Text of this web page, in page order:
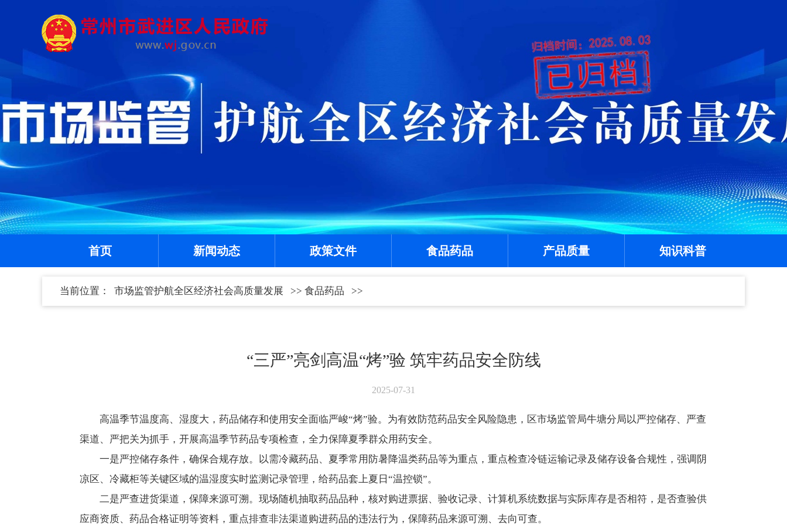
首页 新闻动态 政策文件 食品药品 产品质量 知识科普
当前位置： 市场监管护航全区经济社会高质量发展 >> 食品药品 >>
“三严”亮剑高温“烤”验 筑牢药品安全防线
2025-07-31
高温季节温度高、湿度大，药品储存和使用安全面临严峻“烤”验。为有效防范药品安全风险隐患，区市场监管局牛塘分局以严控储存、严查
渠道、严把关为抓手，开展高温季节药品专项检查，全力保障夏季群众用药安全。
一是严控储存条件，确保合规存放。以需冷藏药品、夏季常用防暑降温类药品等为重点，重点检查冷链运输记录及储存设备合规性，强调阴
凉区、冷藏柜等关键区域的温湿度实时监测记录管理，给药品套上夏日“温控锁”。
二是严查进货渠道，保障来源可溯。现场随机抽取药品品种，核对购进票据、验收记录、计算机系统数据与实际库存是否相符，是否查验供
应商资质、药品合格证明等资料，重点排查非法渠道购进药品的违法行为，保障药品来源可溯、去向可查。